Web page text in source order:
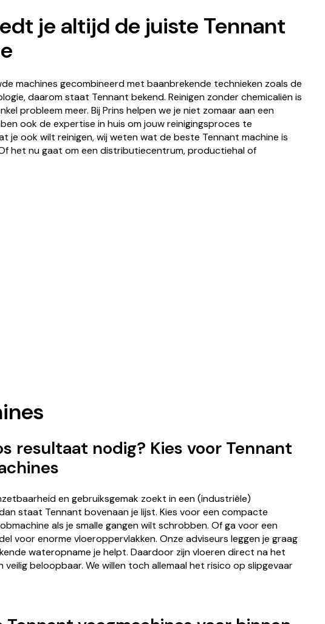
je altijd de juiste Tennant
machines gecombineerd met baanbrekende technieken zoals de
daarom staat Tennant bekend. Reinigen zonder chemicaliën is
probleem meer. Bij Prins helpen we je niet zomaar aan een
ook de expertise in huis om jouw reinigingsproces te
je ook wilt reinigen, wij weten wat de beste Tennant machine is
het nu gaat om een distributiecentrum, productiehal of
resultaat nodig? Kies voor Tennant
en gebruiksgemak zoekt in een (industriële)
staat Tennant bovenaan je lijst. Kies voor een compacte
als je smalle gangen wilt schrobben. Of ga voor een
voor enorme vloeroppervlakken. Onze adviseurs leggen je graag
wateropname je helpt. Daardoor zijn vloeren direct na het
veilig beloopbaar. We willen toch allemaal het risico op slipgevaar